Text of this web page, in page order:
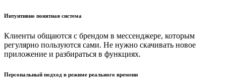
Интуитивно понятная система
Клиенты общаются с брендом в мессенджере, которым
регулярно пользуются сами. Не нужно скачивать новое
приложение и разбираться в функциях.
Персональный подход в режиме реального времени